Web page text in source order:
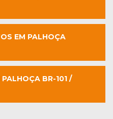
EM PALHOÇA
BR-101 /